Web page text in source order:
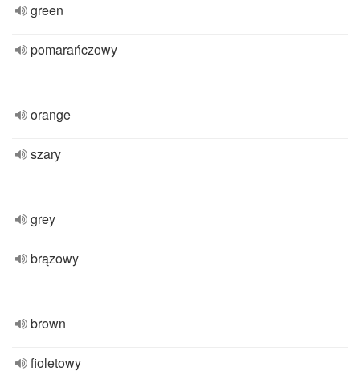
green
pomarańczowy
orange
szary
grey
brązowy
brown
fioletowy